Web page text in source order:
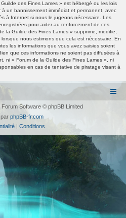
des Fines Lames » est hébergé ou les lois
un bannissement immédiat et permanent, avec
à Internet si nous le jugeons nécessaire. Les
pour aider au renforcement de ces
la Guilde des Fines Lames » supprime, modifie,
nous estimons que cela est nécessaire. En
les informations que vous avez saisies soient
que ces informations ne soient pas diffusées à
ni « Forum de la Guilde des Fines Lames », ni
en cas de tentative de piratage visant à
Software © phpBB Limited
phpBB-fr.com
| Conditions